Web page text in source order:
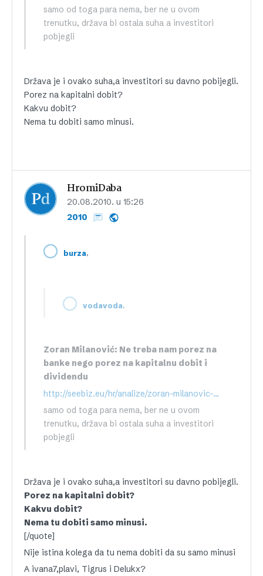
samo od toga para nema, ber ne u ovom
trenutku, država bi ostala suha a investitori
pobjegli
Država je i ovako suha,a investitori su davno pobijegli.
Porez na kapitalni dobit?
Kakvu dobit?
Nema tu dobiti samo minusi.
HromiDaba
20.08.2010. u 15:26
2010
burza,
vodavoda,
Zoran Milanović: Ne treba nam porez na
banke nego porez na kapitalnu dobit i
dividendu
http://seebiz.eu/hr/analize/zoran-milanovic-ne-treba-nam-porez-na-banke-nego-porez-na-kapitalnu-dobit-i-dividendu,89136.html
samo od toga para nema, ber ne u ovom
trenutku, država bi ostala suha a investitori
pobjegli
Država je i ovako suha,a investitori su davno pobijegli.
Porez na kapitalni dobit?
Kakvu dobit?
Nema tu dobiti samo minusi.
[/quote]
Nije istina kolega da tu nema dobiti da su samo minusi
A ivana7,plavi, Tigrus i Delukx?